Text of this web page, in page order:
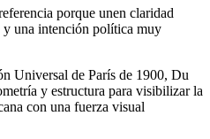
porque unen claridad
y una intención política muy
Universal de París de 1900, Du
y estructura para visibilizar la
con una fuerza visual